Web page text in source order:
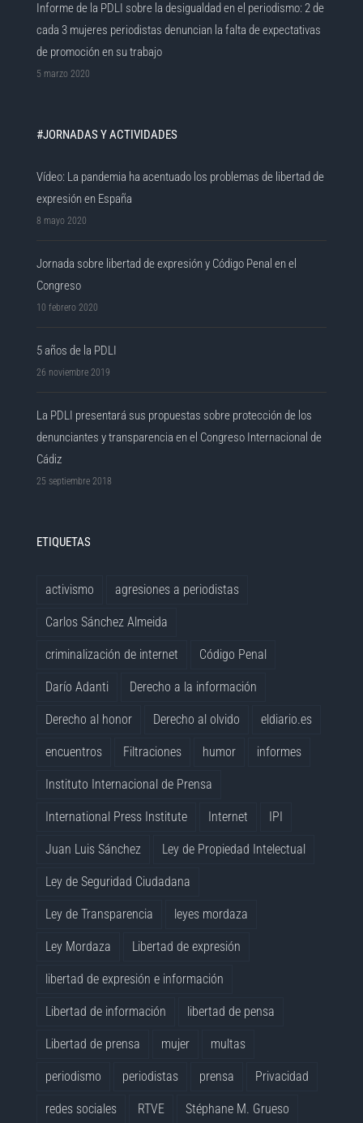
Informe de la PDLI sobre la desigualdad en el periodismo: 2 de
cada 3 mujeres periodistas denuncian la falta de expectativas
de promoción en su trabajo
5 marzo 2020
#JORNADAS Y ACTIVIDADES
Vídeo: La pandemia ha acentuado los problemas de libertad de
expresión en España
8 mayo 2020
Jornada sobre libertad de expresión y Código Penal en el
Congreso
10 febrero 2020
5 años de la PDLI
26 noviembre 2019
La PDLI presentará sus propuestas sobre protección de los
denunciantes y transparencia en el Congreso Internacional de
Cádiz
25 septiembre 2018
ETIQUETAS
activismo agresiones a periodistas
Carlos Sánchez Almeida
criminalización de internet Código Penal
Darío Adanti Derecho a la información
Derecho al honor Derecho al olvido eldiario.es
encuentros Filtraciones humor informes
Instituto Internacional de Prensa
International Press Institute Internet IPI
Juan Luis Sánchez Ley de Propiedad Intelectual
Ley de Seguridad Ciudadana
Ley de Transparencia leyes mordaza
Ley Mordaza Libertad de expresión
libertad de expresión e información
Libertad de información libertad de pensa
Libertad de prensa mujer multas
periodismo periodistas prensa Privacidad
redes sociales RTVE Stéphane M. Grueso